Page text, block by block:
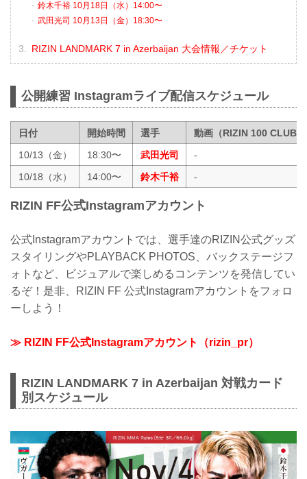
鈴木千裕 10月18日（水）14:00〜
武田光司 10月13日（金）18:30〜
RIZIN LANDMARK 7 in Azerbaijan 大会情報／チケット
公開練習 Instagramライブ配信スケジュール
日付 開始時間 選手
動画（RIZIN 100 CLUB）
10/13（金）
18:30〜 武田光司
-
10/18（水）
14:00〜 鈴木千裕 -
RIZIN FF公式Instagramアカウント
公式Instagramアカウントでは、選手達のRIZIN公式グッズ
スタイリングやPLAYBACK PHOTOS、バックステージフ
ォトなど、ビジュアルで楽しめるコンテンツを発信してい
るぞ！是非、RIZIN FF 公式Instagramアカウントをフォロ
ーしよう！
≫ RIZIN FF公式Instagramアカウント（rizin_pr）
RIZIN LANDMARK 7 in Azerbaijan 対戦カード
別スケジュール